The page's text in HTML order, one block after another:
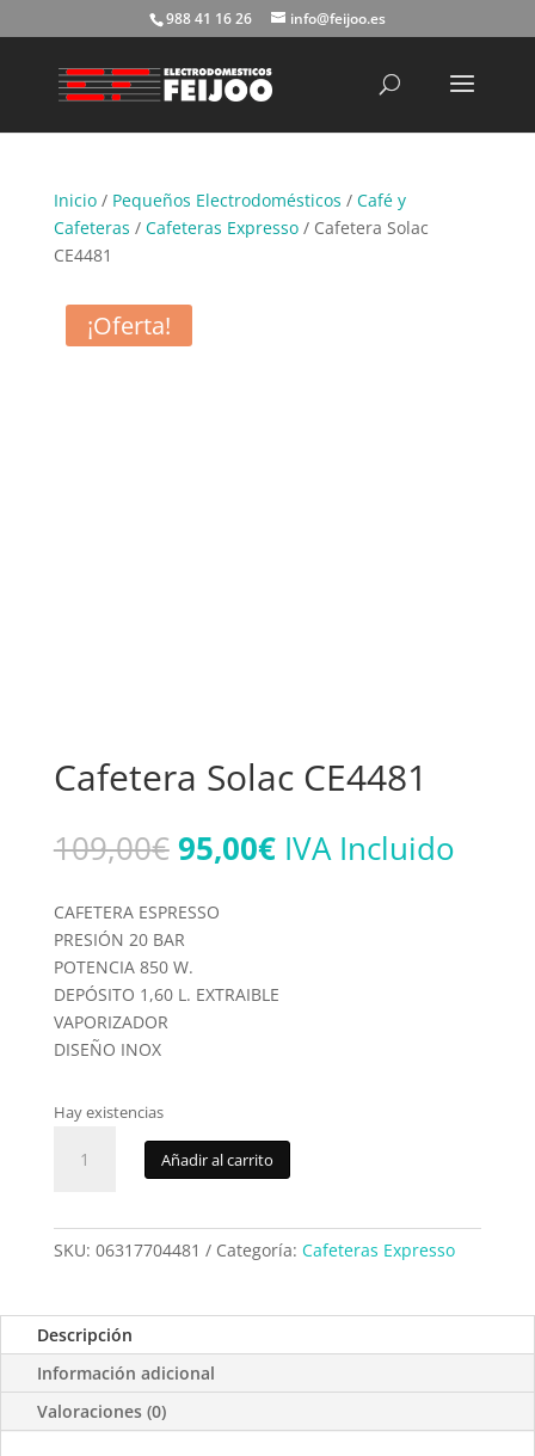
988 41 16 26 info@feijoo.es
Inicio/ Pequeños Electrodomésticos / Café y
Cafeteras / Cafeteras Expresso/ Cafetera Solac
CE4481
¡Oferta!
Cafetera Solac CE4481
109,00€ El
precio
original
era:
109,00€.
95,00€El
precio
IVA Incluido
CAFETERA ESPRESSO
PRESIÓN 20 BAR
POTENCIA 850 W.
DEPÓSITO 1,60 L. EXTRAIBLE
VAPORIZADOR
DISEÑO INOX
Hay existencias
Solac
Añadir al carrito
SKU: 06317704481 Categoría: Cafeteras Expresso
Descripción
Información adicional
Valoraciones (0)